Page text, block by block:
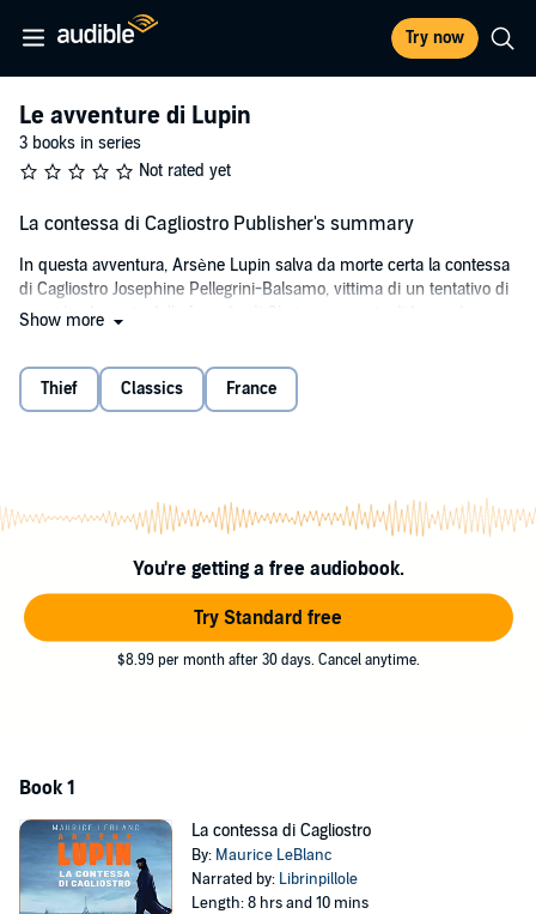
Try now
Le avventure di Lupin
3 books in series
Not rated yet
La contessa di Cagliostro Publisher's summary
In questa avventura, Arsène Lupin salva da morte certa la contessa
di Cagliostro Josephine Pellegrini-Balsamo, vittima di un tentativo di
omicidio da parte della famiglia di Clarisse, amante di Lupin. La
in un’intrepida avventura, che affonda le radici nella storia di Francia.
©2021 Vizi Editore (P)2021 Vizi Editore
Show more
Thief Classics France
You're getting a free audiobook.
Try Standard free
$8.99 per month after 30 days. Cancel anytime.
Book 1
La contessa di Cagliostro
By: Maurice LeBlanc
Narrated by: Librinpillole
Length: 8 hrs and 10 mins